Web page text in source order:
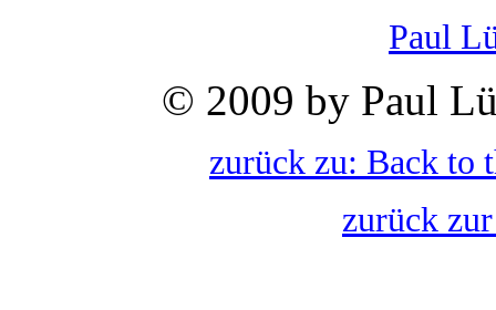
Paul
© 2009 by Paul
zurück zu: Back to
zurück